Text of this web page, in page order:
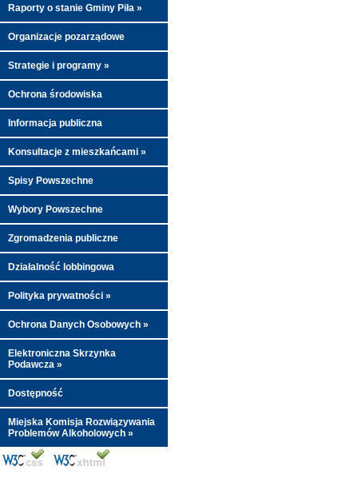
Raporty o stanie Gminy Piła »
Organizacje pozarządowe
Strategie i programy »
Ochrona środowiska
Informacja publiczna
Konsultacje z mieszkańcami »
Spisy Powszechne
Wybory Powszechne
Zgromadzenia publiczne
Działalność lobbingowa
Polityka prywatności »
Ochrona Danych Osobowych »
Elektroniczna Skrzynka
Podawcza »
Dostępność
Miejska Komisja Rozwiązywania
Problemów Alkoholowych »